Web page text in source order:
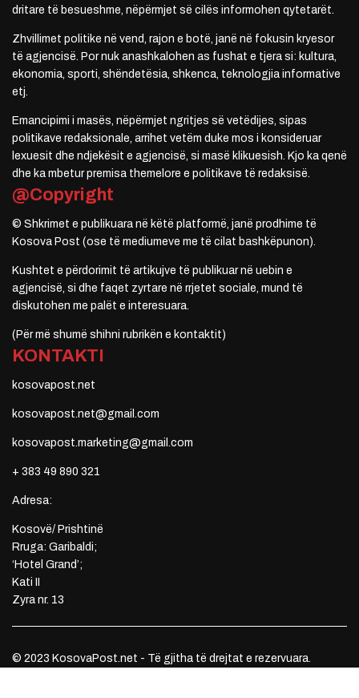
dritare të besueshme, nëpërmjet së cilës informohen qytetarët.
Zhvillimet politike në vend, rajon e botë, janë në fokusin kryesor
të agjencisë. Por nuk anashkalohen as fushat e tjera si: kultura,
ekonomia, sporti, shëndetësia, shkenca, teknologjia informative
etj.
Emancipimi i masës, nëpërmjet ngritjes së vetëdijes, sipas
politikave redaksionale, arrihet vetëm duke mos i konsideruar
lexuesit dhe ndjekësit e agjencisë, si masë klikuesish. Kjo ka qenë
dhe ka mbetur premisa themelore e politikave të redaksisë.
@Copyright
© Shkrimet e publikuara në këtë platformë, janë prodhime të
Kosova Post (ose të mediumeve me të cilat bashkëpunon).
Kushtet e përdorimit të artikujve të publikuar në uebin e
agjencisë, si dhe faqet zyrtare në rrjetet sociale, mund të
diskutohen me palët e interesuara.
(Për më shumë shihni rubrikën e kontaktit)
KONTAKTI
kosovapost.net
kosovapost.net@gmail.com
kosovapost.marketing@gmail.com
+ 383 49 890 321
Adresa:
Kosovë/ Prishtinë
Rruga: Garibaldi;
‘Hotel Grand’;
Kati II
Zyra nr. 13
© 2023 KosovaPost.net - Të gjitha të drejtat e rezervuara.